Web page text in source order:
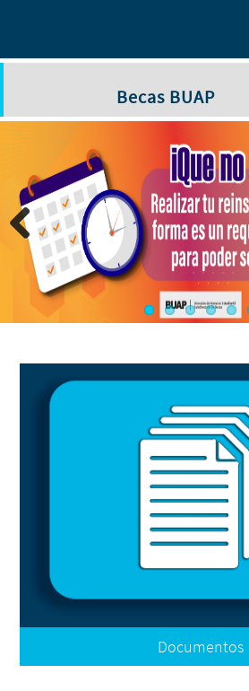
Becas BUAP
Previous
Claves de Centro de Trabajo de
Documentos